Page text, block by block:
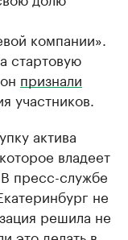
компании».
стартовую
признали
участников.
актива
владеет
пресс-службе
не
решила не